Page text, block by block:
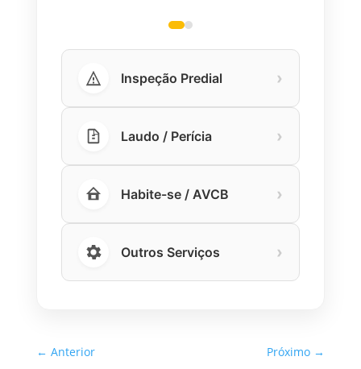
Inspeção Predial ›
Laudo / Perícia ›
Habite-se / AVCB ›
Outros Serviços ›
← Anterior Próximo →